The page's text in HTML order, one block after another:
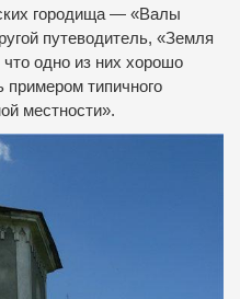
городища — «Валы
путеводитель, «Земля
что одно из них хорошо
типичного
местности».